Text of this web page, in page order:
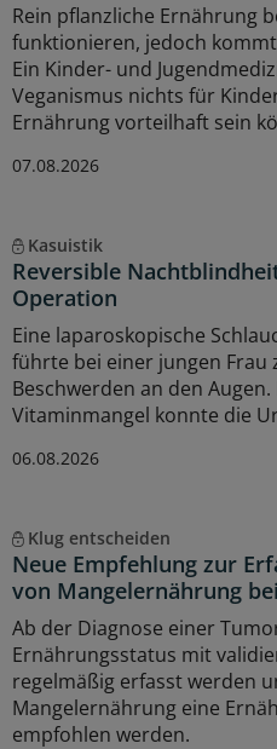
Rein pflanzliche Ernährung
funktionieren, jedoch
Ein Kinder- und
Veganismus nichts für
Ernährung vorteilhaft sein
07.08.2026
Kasuistik
Reversible
Operation
Eine laparoskopische
führte bei einer jungen Frau
Beschwerden an den
Vitaminmangel konnte die
06.08.2026
Klug entscheiden
Neue Empfehlung zur
von Mangelernährung
Ab der Diagnose einer
Ernährungsstatus mit
regelmäßig erfasst werden
Mangelernährung eine
empfohlen werden.